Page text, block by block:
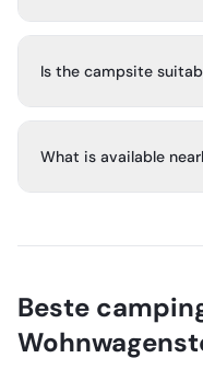
people on commercial
similar groups.
Is the campsite
What is available
distance, and public
Beste